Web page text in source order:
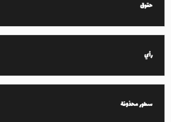
حقوق
رأي
سطور محذوفة